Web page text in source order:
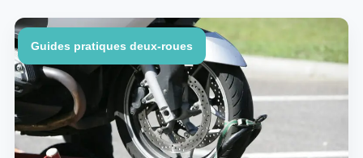
Guides pratiques deux-roues